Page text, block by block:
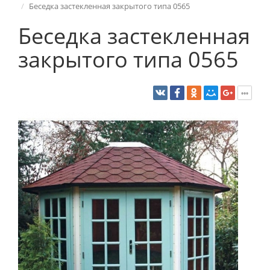
Беседка застекленная закрытого типа 0565
Беседка застекленная
закрытого типа 0565